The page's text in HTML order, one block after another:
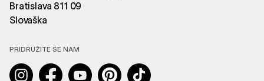
Bratislava 811 09
Slovaška
PRIDRUŽITE SE NAM
InstagramFacebookYouTubePinterestTikTok